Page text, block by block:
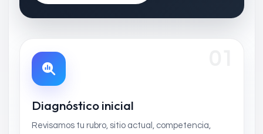
Diagnóstico inicial
Revisamos tu rubro, sitio actual, competencia,